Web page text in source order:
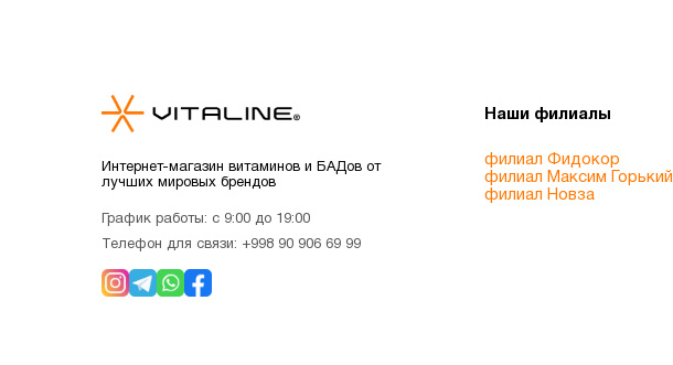
Интернет-магазин витаминов и БАДов от
лучших мировых брендов
График работы: с 9:00 до 19:00
Телефон для связи: +998 90 906 69 99
Наши филиалы
филиал Фидокор
филиал Максим Горький
филиал Новза